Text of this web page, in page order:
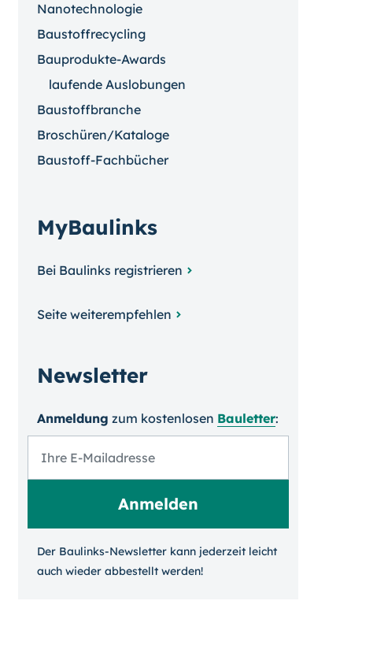
Nanotechnologie
Baustoffrecycling
Bauprodukte-Awards
laufende Auslobungen
Baustoffbranche
Broschüren/Kataloge
Baustoff-Fachbücher
MyBaulinks
Bei Baulinks registrieren
Seite weiterempfehlen
Newsletter
Anmeldung zum kosten­losen Bauletter:
Der Baulinks-Newsletter kann jeder­zeit leicht
auch wieder ab­bestellt werden!